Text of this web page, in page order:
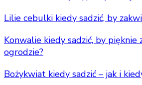
Lilie cebulki kiedy sadzić, by
Konwalie kiedy sadzić, by pięknie
ogrodzie?
Bożykwiat kiedy sadzić – jak i